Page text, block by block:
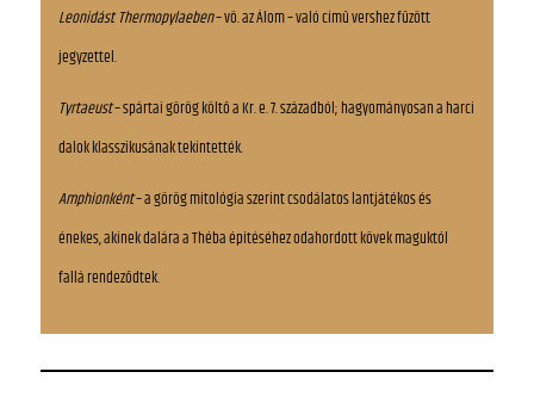
Leonidást Thermopylaeben– vö. az Álom – való című vershez fűzött
jegyzettel.
Tyrtaeust– spártai görög költő a Kr. e. 7. századból; hagyományosan a harci
dalok klasszikusának tekintették.
Amphionként– a görög mitológia szerint csodálatos lantjátékos és
énekes, akinek dalára a Théba építéséhez odahordott kövek maguktól
fallá rendeződtek.